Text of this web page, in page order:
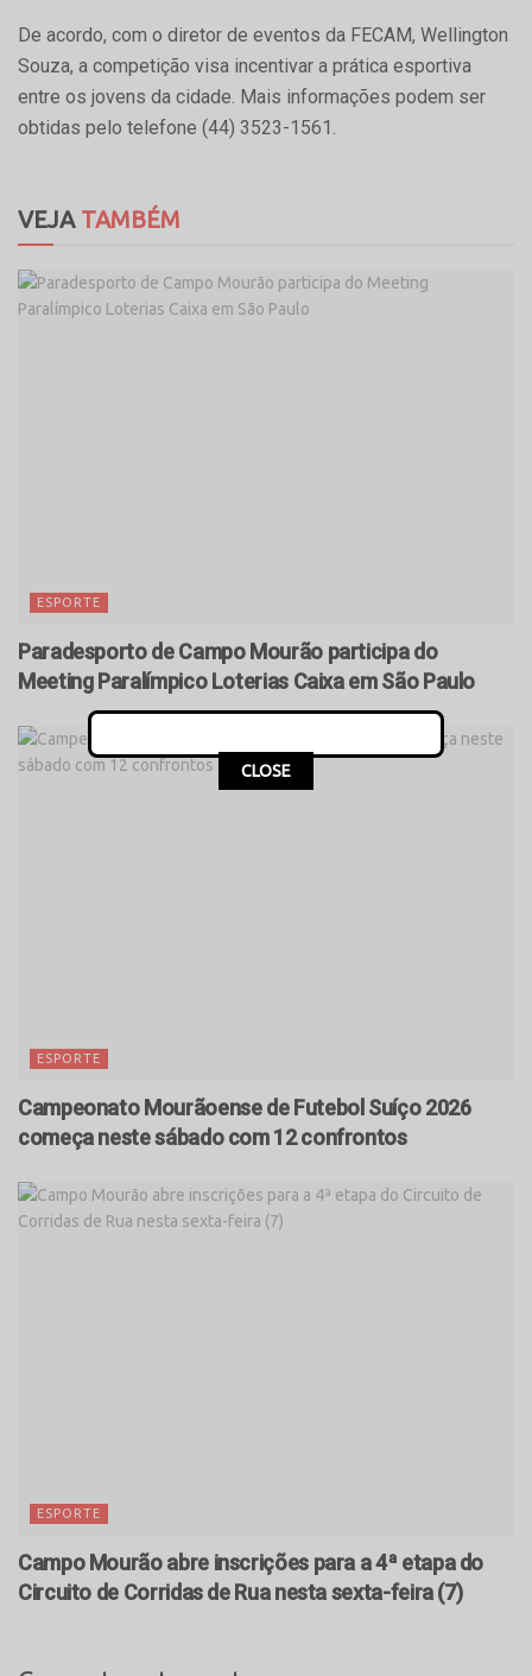
De acordo, com o diretor de eventos da FECAM, Wellington
Souza, a competição visa incentivar a prática esportiva
entre os jovens da cidade. Mais informações podem ser
obtidas pelo telefone (44) 3523-1561.
VEJATAMBÉM
ESPORTE
Paradesporto de Campo Mourão participa do
Meeting Paralímpico Loterias Caixa em São Paulo
ESPORTE
Campeonato Mourãoense de Futebol Suíço 2026
começa neste sábado com 12 confrontos
ESPORTE
Campo Mourão abre inscrições para a 4ª etapa do
Circuito de Corridas de Rua nesta sexta-feira (7)
CLOSE